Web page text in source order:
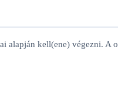
alapján kell(ene) végezni.